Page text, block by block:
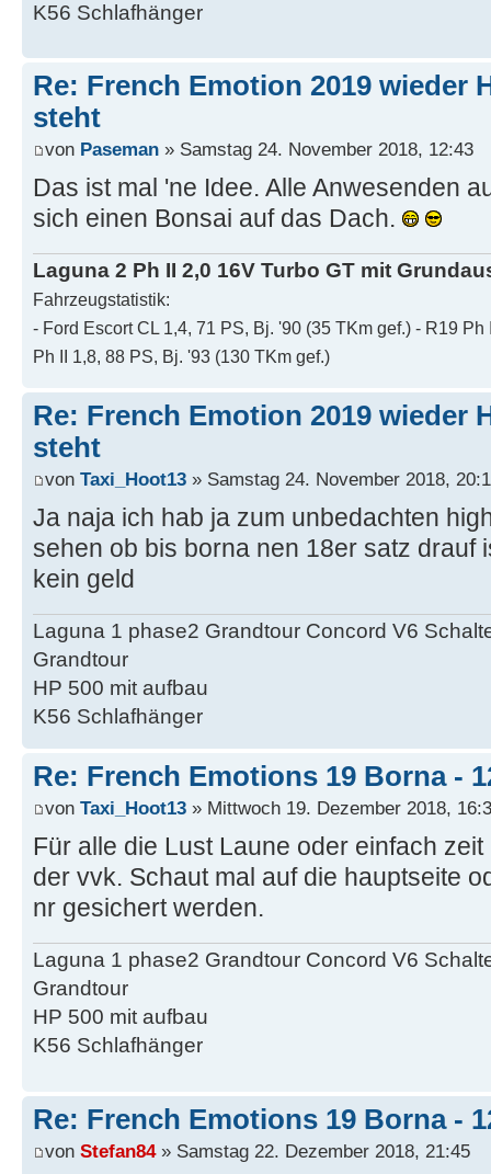
K56 Schlafhänger
Re: French Emotion 2019 wieder
steht
von Paseman » Samstag 24. November 2018, 12:43
Das ist mal 'ne Idee. Alle Anwesenden
sich einen Bonsai auf das Dach.
Laguna 2 Ph II 2,0 16V Turbo GT mit
Fahrzeugstatistik:
- Ford Escort CL 1,4, 71 PS, Bj. '90 (35 TKm gef.) - R19
Ph II 1,8, 88 PS, Bj. '93 (130 TKm gef.)
Re: French Emotion 2019 wieder
steht
von Taxi_Hoot13 » Samstag 24. November 2018,
Ja naja ich hab ja zum unbedachten
sehen ob bis borna nen 18er satz drauf
kein geld
Laguna 1 phase2 Grandtour Concord V6
Grandtour
HP 500 mit aufbau
K56 Schlafhänger
Re: French Emotions 19 Borna -
von Taxi_Hoot13 » Mittwoch 19. Dezember 2018,
Für alle die Lust Laune oder einfach
der vvk. Schaut mal auf die hauptseite
nr gesichert werden.
Laguna 1 phase2 Grandtour Concord V6
Grandtour
HP 500 mit aufbau
K56 Schlafhänger
Re: French Emotions 19 Borna -
von Stefan84» Samstag 22. Dezember 2018, 21:45